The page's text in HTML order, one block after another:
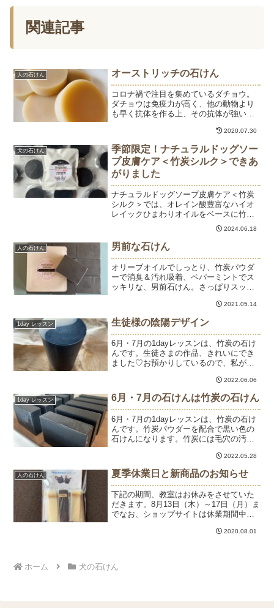
関連記事
人の石けん オーストリッチの石けん
コロナ禍で注目を集めているダチョウ。
ダチョウは免疫力が高く、他の動物より
も早く抗体を作る上、その抗体が強いと
ケガも早く治るし、感染症にもかかりに
くい。そんなダチョウの油は美容にもよ
いそうです。匂いもなく手...
2020.07.30
犬の石けん
季節限定！ナチュラルドッグソー
プ皮膚ケア＜竹炭シルク＞できあ
がりました
ナチュラルドッグソープ皮膚ケア＜竹炭
シルク＞では、オレイン酸豊富なハイオ
レイックひまわりオイルをベースに竹炭
パウダーとシルクを配合しています。デ
リケートなわんちゃんをやさしく洗うシ
リーズでとことん原料と製法にこだわっ
て作っています。
2024.06.18
人の石けん 男前な石けん
オリーブオイルでしっとり、竹炭パウダ
ーで消臭＆汚れ吸着、ペパーミントでス
ッキリな、男前石けん。さっぱりスッキ
なる季節におすすめの石けんです。父の
日のプレゼントにもいいと思いますー。
石けんをプレゼントすると...
2021.05.14
1day レッスン 生徒様の陰陽デザイン
6月・7月の1dayレッスンは、竹炭の石け
んです。生徒さまの作品、きれいにでき
ました♡お預かりしているので、私が型
と陽、白と黒、光と影、表と裏、夏と
冬。。。陰陽は反する性質があって万物
が成り立っているとい...
2022.06.06
1day レッスン 6月・7月の石けんは竹炭の石けん
6月・7月の1dayレッスンは、竹炭の石け
んです。竹炭パウダーを配合で黒い色の
石けんになります。竹炭には毛穴の汚れ
夏に使いたい石けんです。竹炭パウダー
をたっぷり入れて、真っ黒な男前の石け
んにしてもヨシ。竹...
2022.05.28
人の石けん 夏季休業日と新商品のお知らせ
下記の期間、教室はお休みをさせていた
だきます。8月13日（木）～17日（月）ま
でなお、ショップサイトは休業期間中も
をおかけいたしますが、どうぞよろしく
2020.08.01
ホーム 犬の石けん